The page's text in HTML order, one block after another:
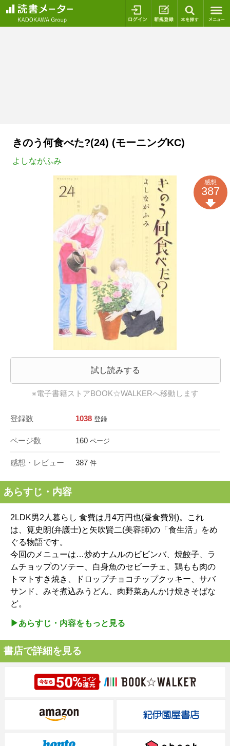
ログイン 新規登録
きのう何食べた?(24) (モーニングKC)
よしながふみ
試し読みする
※電子書籍ストアBOOK☆WALKERへ移動します
登録数 1038 登録
ページ数 160 ページ
感想・レビュー 387 件
感想
387
あらすじ・内容
2LDK男2人暮らし 食費は月4万円也(昼食費別)。これ
は、筧史朗(弁護士)と矢吹賢二(美容師)の「食生活」をめ
ぐる物語です。
今回のメニューは…炒めナムルのビビンバ、焼餃子、ラ
ムチョップのソテー、白身魚のセビーチェ、鶏もも肉の
トマトすき焼き、ドロップチョコチップクッキー、サバ
サンド、みそ煮込みうどん、肉野菜あんかけ焼きそばな
ど。
▶︎あらすじ・内容をもっと見る
書店で詳細を見る